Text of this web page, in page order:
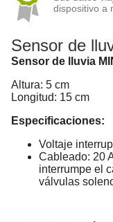
dispositivo a
Sensor de
Sensor de lluvia
Altura: 5 cm
Longitud: 15 cm
Especificaciones:
Voltaje
Cableado: 20
interrumpe el
válvulas